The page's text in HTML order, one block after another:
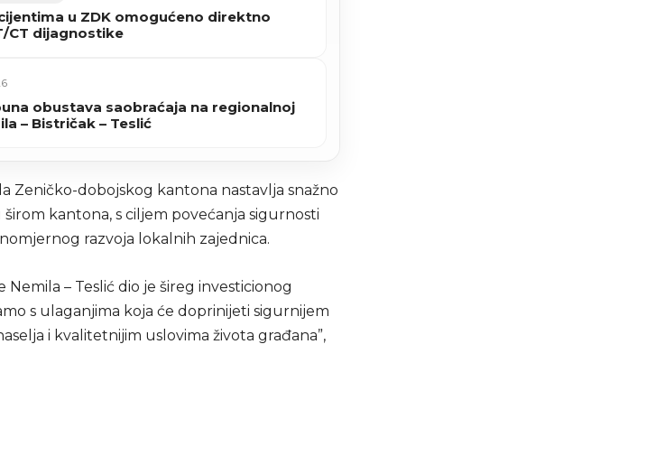
u ZDK omogućeno direktno
CT dijagnostike
obustava saobraćaja na regionalnoj
– Bistričak – Teslić
Zeničko-dobojskog kantona nastavlja snažno
kantona, s ciljem povećanja sigurnosti
razvoja lokalnih zajednica.
– Teslić dio je šireg investicionog
s ulaganjima koja će doprinijeti sigurnijem
i kvalitetnijim uslovima života građana”,